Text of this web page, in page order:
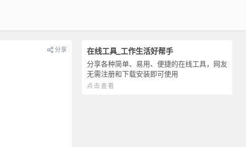
在线工具_工作生活好帮手
分享各种简单、易用、便捷的在线工具，网友
无需注册和下载安装即可使用
点击查看
分享